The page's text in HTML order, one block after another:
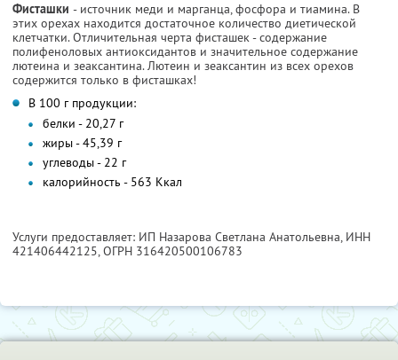
Фисташки - источник меди и марганца, фосфора и тиамина. В
этих орехах находится достаточное количество диетической
клетчатки. Отличительная черта фисташек - содержание
полифеноловых антиоксидантов и значительное содержание
лютеина и зеаксантина. Лютеин и зеаксантин из всех орехов
содержится только в фисташках!
В 100 г продукции:
белки - 20,27 г
жиры - 45,39 г
углеводы - 22 г
калорийность - 563 Ккал
Услуги предоставляет: ИП Назарова Светлана Анатольевна, ИНН
421406442125, ОГРН 316420500106783